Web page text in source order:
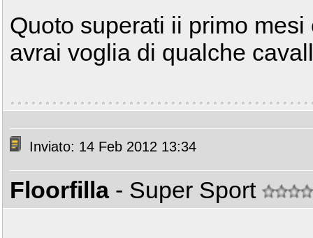
Quoto superati ii primo
avrai voglia di qualche
Inviato: 14 Feb 2012 13:34
Floorfilla - Super Sport